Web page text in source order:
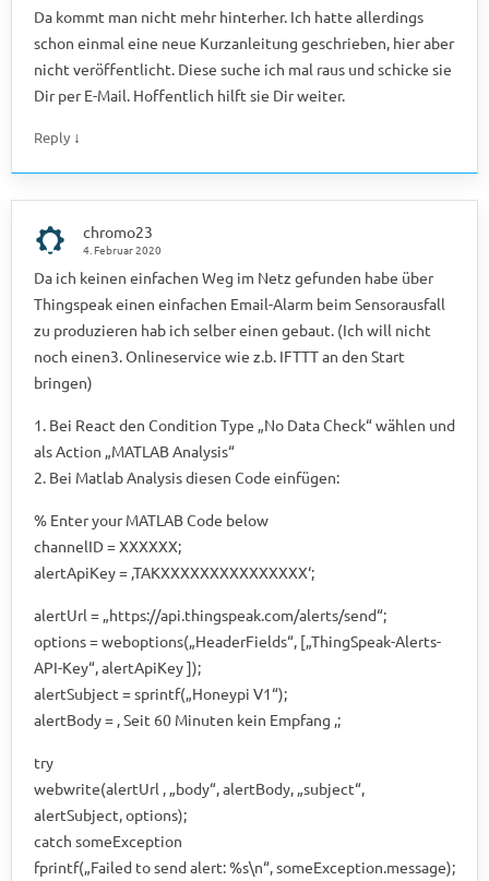
Da kommt man nicht mehr hinterher. Ich hatte allerdings
schon einmal eine neue Kurzanleitung geschrieben, hier aber
nicht veröffentlicht. Diese suche ich mal raus und schicke sie
Dir per E-Mail. Hoffentlich hilft sie Dir weiter.
Reply ↓
chromo23
4. Februar 2020
Da ich keinen einfachen Weg im Netz gefunden habe über
Thingspeak einen einfachen Email-Alarm beim Sensorausfall
zu produzieren hab ich selber einen gebaut. (Ich will nicht
noch einen3. Onlineservice wie z.b. IFTTT an den Start
bringen)
1. Bei React den Condition Type „No Data Check“ wählen und
als Action „MATLAB Analysis“
2. Bei Matlab Analysis diesen Code einfügen:
% Enter your MATLAB Code below
channelID = XXXXXX;
alertApiKey = ‚TAKXXXXXXXXXXXXXXX‘;
alertUrl = „https://api.thingspeak.com/alerts/send“;
options = weboptions(„HeaderFields“, [„ThingSpeak-Alerts-
API-Key“, alertApiKey ]);
alertSubject = sprintf(„Honeypi V1“);
alertBody = ‚ Seit 60 Minuten kein Empfang ‚;
try
webwrite(alertUrl , „body“, alertBody, „subject“,
alertSubject, options);
catch someException
fprintf(„Failed to send alert: %s\n“, someException.message);